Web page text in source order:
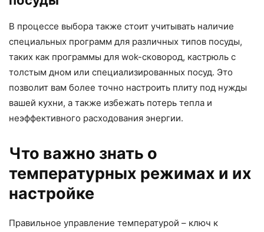
В процессе выбора также стоит учитывать наличие
специальных программ для различных типов посуды,
таких как программы для wok-сковород, кастрюль с
толстым дном или специализированных посуд. Это
позволит вам более точно настроить плиту под нужды
вашей кухни, а также избежать потерь тепла и
неэффективного расходования энергии.
Что важно знать о
температурных режимах и их
настройке
Правильное управление температурой – ключ к